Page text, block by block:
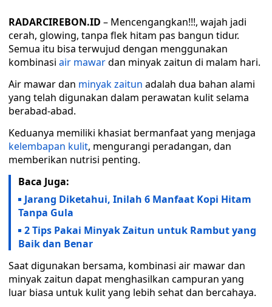
RADARCIREBON.ID – Mencengangkan!!!, wajah jadi
cerah, glowing, tanpa flek hitam pas bangun tidur.
Semua itu bisa terwujud dengan menggunakan
kombinasi air mawardan minyak zaitun di malam hari.
Air mawar dan minyak zaitun adalah dua bahan alami
yang telah digunakan dalam perawatan kulit selama
berabad-abad.
Keduanya memiliki khasiat bermanfaat yang menjaga
kelembapan kulit, mengurangi peradangan, dan
memberikan nutrisi penting.
Baca Juga:
Jarang Diketahui, Inilah 6 Manfaat Kopi Hitam
Tanpa Gula
2 Tips Pakai Minyak Zaitun untuk Rambut yang
Baik dan Benar
Saat digunakan bersama, kombinasi air mawar dan
minyak zaitun dapat menghasilkan campuran yang
luar biasa untuk kulit yang lebih sehat dan bercahaya.